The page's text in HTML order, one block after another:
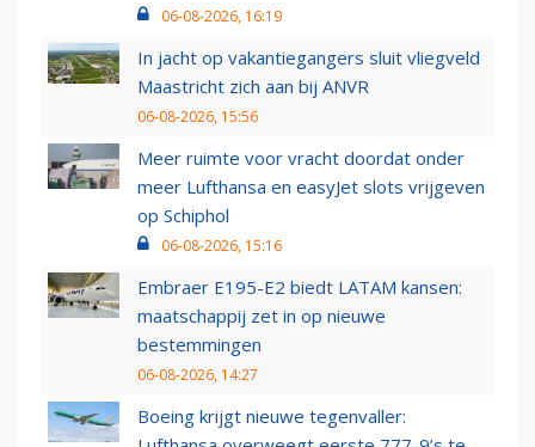
06-08-2026, 16:19
In jacht op vakantiegangers sluit vliegveld
Maastricht zich aan bij ANVR
06-08-2026, 15:56
Meer ruimte voor vracht doordat onder
meer Lufthansa en easyJet slots vrijgeven
op Schiphol
06-08-2026, 15:16
Embraer E195-E2 biedt LATAM kansen:
maatschappij zet in op nieuwe
bestemmingen
06-08-2026, 14:27
Boeing krijgt nieuwe tegenvaller: